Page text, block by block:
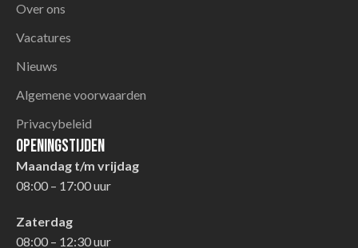
Over ons
Vacatures
Nieuws
Algemene voorwaarden
Privacybeleid
Openingstijden
Maandag t/m vrijdag
08:00 – 17:00 uur
Zaterdag
08:00 – 12:30 uur